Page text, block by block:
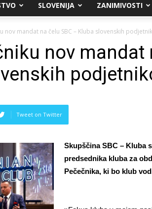
SLOVENIJA ZANIMIVOSTI
nov mandat na čelu SBC – Kluba slovenskih
nov mandat
Tweet on Twitter
Skupščina SBC – Kluba
predsednika kluba za
Pečečnika, ki bo klub